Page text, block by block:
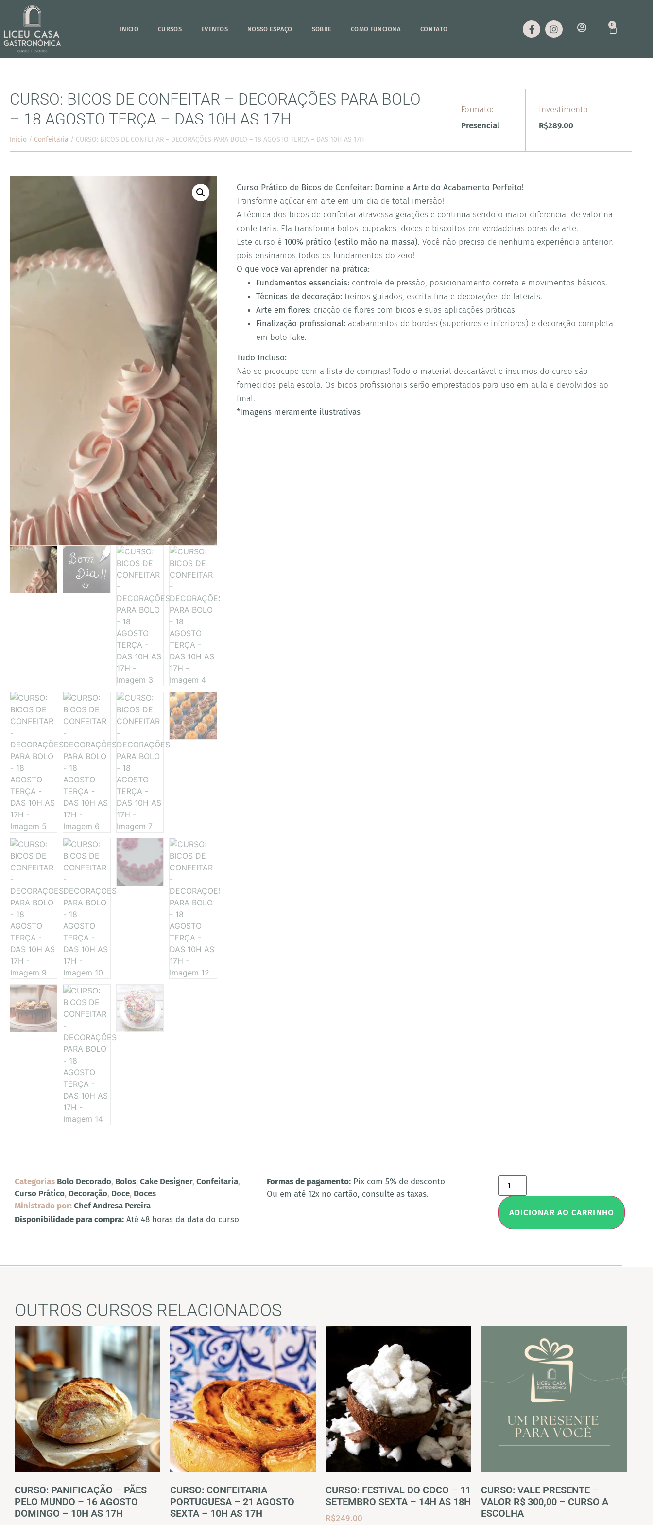
INICIO CURSOS EVENTOS NOSSO ESPAÇO SOBRE COMO FUNCIONA CONTATO
0
CURSO: BICOS DE CONFEITAR – DECORAÇÕES PARA BOLO
– 18 AGOSTO TERÇA – DAS 10H AS 17H
Início / Confeitaria / CURSO: BICOS DE CONFEITAR – DECORAÇÕES PARA BOLO – 18 AGOSTO TERÇA – DAS 10H AS 17H
Formato:
Presencial
Investimento
R$289.00
Curso Prático de Bicos de Confeitar: Domine a Arte do Acabamento Perfeito!
Transforme açúcar em arte em um dia de total imersão!
A técnica dos bicos de confeitar atravessa gerações e continua sendo o maior diferencial de valor na
confeitaria. Ela transforma bolos, cupcakes, doces e biscoitos em verdadeiras obras de arte.
Este curso é 100% prático (estilo mão na massa). Você não precisa de nenhuma experiência anterior,
pois ensinamos todos os fundamentos do zero!
O que você vai aprender na prática:
Fundamentos essenciais: controle de pressão, posicionamento correto e movimentos básicos.
Técnicas de decoração: treinos guiados, escrita fina e decorações de laterais.
Arte em flores: criação de flores com bicos e suas aplicações práticas.
Finalização profissional: acabamentos de bordas (superiores e inferiores) e decoração completa
em bolo fake.
Tudo Incluso:
Não se preocupe com a lista de compras! Todo o material descartável e insumos do curso são
fornecidos pela escola. Os bicos profissionais serão emprestados para uso em aula e devolvidos ao
final.
*Imagens meramente ilustrativas
Categorias Bolo Decorado, Bolos,Cake Designer,Confeitaria,
Curso Prático, Decoração, Doce, Doces
Ministrado por:Chef Andresa Pereira
Disponibilidade para compra: Até 48 horas da data do curso
Formas de pagamento: Pix com 5% de desconto
Ou em até 12x no cartão, consulte as taxas.
ADICIONAR AO CARRINHO
OUTROS CURSOS RELACIONADOS
CURSO: PANIFICAÇÃO – PÃES
PELO MUNDO – 16 AGOSTO
DOMINGO – 10H AS 17H
CURSO: CONFEITARIA
PORTUGUESA – 21 AGOSTO
SEXTA – 10H AS 17H
CURSO: FESTIVAL DO COCO – 11
SETEMBRO SEXTA – 14H AS 18H
R$249.00
CURSO: VALE PRESENTE –
VALOR R$ 300,00 – CURSO A
ESCOLHA